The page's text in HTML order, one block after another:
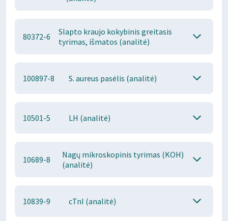
80372-6
Slapto kraujo kokybinis greitasis
tyrimas, išmatos (analitė)
100897-8 S. aureus pasėlis (analitė)
10501-5 LH (analitė)
10689-8
Nagų mikroskopinis tyrimas (KOH)
(analitė)
10839-9 cTnI (analitė)